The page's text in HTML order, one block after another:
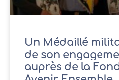
Un Médaillé
de son
auprès de la